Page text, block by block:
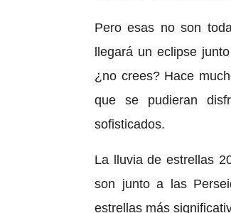
Pero esas no son
llegará un eclipse
¿no crees? Hace
que se pudieran
sofisticados.
La lluvia de estrellas
son junto a las
estrellas más